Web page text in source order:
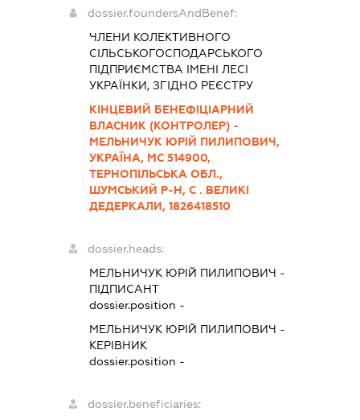
dossier.foundersAndBenef:
ЧЛЕНИ КОЛЕКТИВНОГО
СІЛЬСЬКОГОСПОДАРСЬКОГО
ПІДПРИЄМСТВА ІМЕНІ ЛЕСІ
УКРАЇНКИ, ЗГІДНО РЕЄСТРУ
КІНЦЕВИЙ БЕНЕФІЦІАРНИЙ
ВЛАСНИК (КОНТРОЛЕР) -
МЕЛЬНИЧУК ЮРІЙ ПИЛИПОВИЧ,
УКРАЇНА, МС 514900,
ТЕРНОПІЛЬСЬКА ОБЛ.,
ШУМСЬКИЙ Р-Н, С . ВЕЛИКІ
ДЕДЕРКАЛИ, 1826418510
dossier.heads:
МЕЛЬНИЧУК ЮРІЙ ПИЛИПОВИЧ -
ПІДПИСАНТ
dossier.position -
МЕЛЬНИЧУК ЮРІЙ ПИЛИПОВИЧ -
КЕРІВНИК
dossier.position -
dossier.beneficiaries: